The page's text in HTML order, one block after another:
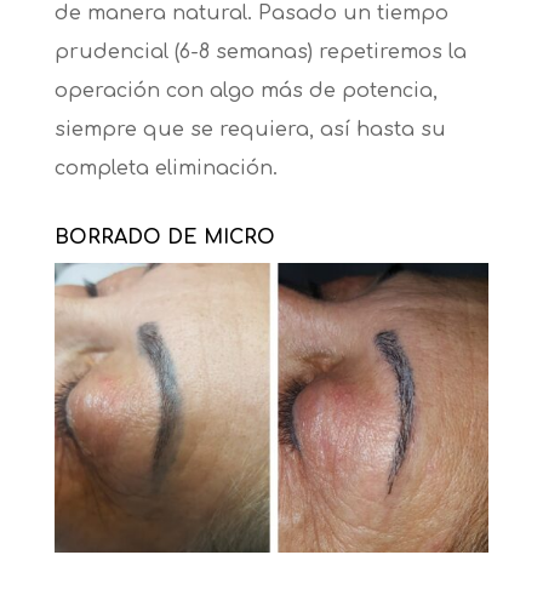
de manera natural. Pasado un tiempo
prudencial (6-8 semanas) repetiremos la
operación con algo más de potencia,
siempre que se requiera, así hasta su
completa eliminación.
BORRADO DE MICRO